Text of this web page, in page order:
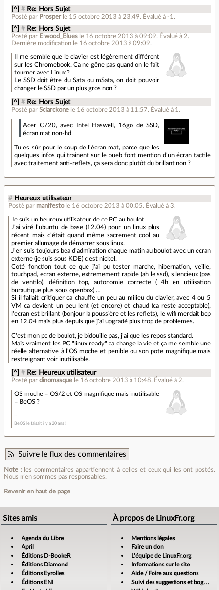
[^] # Re: Hors Sujet
Posté par Prosper le 15 octobre 2013 à 23:49. Évalué à -1 .
[^] # Re: Hors Sujet
Posté par Elwood_Blues le 16 octobre 2013 à 09:09. Évalué à 2.
Dernière modification le 16 octobre 2013 à 09:09.
Il me semble que le clavier est légèrement différent
sur les Chromebook. Ca ne gêne pas quand on le fait
tourner avec Linux ?
Le SSD doit être du Sata ou mSata, on doit pouvoir
changer le SSD par un plus gros non ?
[^] # Re: Hors Sujet
Posté parSclarckone le 16 octobre 2013 à 11:57. Évalué à 1 .
Acer C720, avec Intel Haswell, 16go de SSD,
écran mat non-hd
Tu es sûr pour le coup de l'écran mat, parce que les
quelques infos qui trainent sur le oueb font mention d'un écran tactile
avec traitement anti-reflets, ça sera donc plutôt du brillant non ?
# Heureux utilisateur
Posté par manifesto le 16 octobre 2013 à 00:05. Évalué à 3.
Je suis un heureux utilisateur de ce PC au boulot.
J'ai viré l'ubuntu de base (12.04) pour un linux plus
récent mais c'était quand même sacrement cool au
premier allumage de démarrer sous linux.
J'en suis toujours béa d'admiration chaque matin au boulot avec un ecran
externe (je suis sous KDE) c'est nickel.
Coté fonction tout ce que j'ai pu tester marche, hibernation, veille,
touchpad, ecran externe, extremement rapide (ah le ssd), silencieux (pas
de ventilo), définition top, autonomie correcte ( 4h en utilisation
burautique plus sous openbox) …
Si il fallait critiquer ca chauffe un peu au milieu du clavier, avec 4 ou 5
VM ca devient un peu lent (et encore) et chaud (ca reste acceptable),
l'ecran est brillant (bonjour la poussière et les reflets), le wifi merdait bcp
en 12.04 mais plus depuis que j'ai upgradé plus trop de problemes.
C'est mon pc de boulot, je bidouille pas, j'ai que les repos standard.
Mais vraiment les PC "linux ready" ca change la vie et ça me semble une
réelle alternative à l'OS moche et penible ou son pote magnifique mais
restreignant voir inutilisable.
[^] # Re: Heureux utilisateur
Posté pardinomasque le 16 octobre 2013 à 10:48. Évalué à2.
OS moche = OS/2 et OS magnifique mais inutilisable
= BeOS ?
BeOS le faisait il y a 20 ans !
Suivre le flux des commentaires
Note :les commentaires appartiennent à celles et ceux qui les ont postés.
Nous n’en sommes pas responsables.
Revenir en haut de page
Sites amis
Agenda du Libre
April
Éditions D-BookeR
Éditions Diamond
Éditions Eyrolles
Éditions ENI
À propos de LinuxFr.org
Mentions légales
Faire un don
L’équipe de LinuxFr.org
Informations sur le site
Aide / Foire aux questions
Suivi des suggestions et bogues